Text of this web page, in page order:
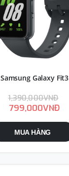
Samsung Galaxy Fit3
1,390,000VNĐ
799,000VNĐ
MUA HÀNG